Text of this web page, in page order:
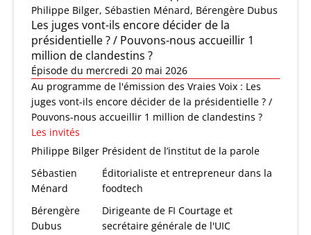
Philippe Bilger, Sébastien Ménard, Bérengère Dubus
Les juges vont-ils encore décider de la
présidentielle ? / Pouvons-nous accueillir 1
million de clandestins ?
Épisode du mercredi 20 mai 2026
Au programme de l'émission des Vraies Voix : Les
juges vont-ils encore décider de la présidentielle ? /
Pouvons-nous accueillir 1 million de clandestins ?
Les invités
Philippe Bilger Président de l’institut de la parole
Sébastien
Ménard
Éditorialiste et entrepreneur dans la
foodtech
Bérengère
Dubus
Dirigeante de FI Courtage et
secrétaire générale de l'UIC